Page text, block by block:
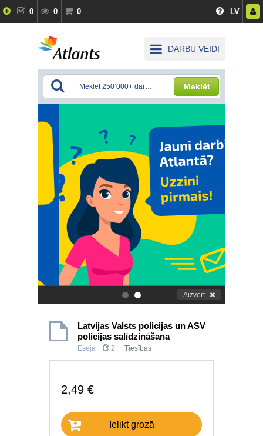
0 0 0 LV
DARBU VEIDI
Meklēt
. Aizvērt
Latvijas Valsts policijas un ASV
policijas salīdzināšana
Eseja 2 Tiesības
2,49 €
Ielikt grozā